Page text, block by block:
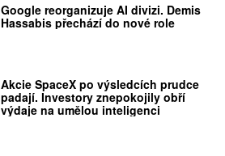
Google reorganizuje AI divizi. Demis
Hassabis přechází do nové role
Akcie SpaceX po výsledcích prudce
padají. Investory znepokojily obří
výdaje na umělou inteligenci